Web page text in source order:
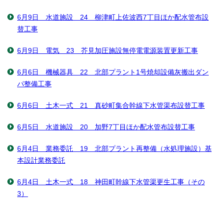
6月9日 水道施設 24 柳津町上佐波西7丁目ほか配水管布設
替工事
6月9日 電気 23 芥見加圧施設無停電電源装置更新工事
6月6日 機械器具 22 北部プラント1号焼却設備灰搬出ダン
パ整備工事
6月6日 土木一式 21 真砂町集合幹線下水管渠布設替工事
6月5日 水道施設 20 加野7丁目ほか配水管布設替工事
6月4日 業務委託 19 北部プラント再整備（水処理施設）基
本設計業務委託
6月4日 土木一式 18 神田町幹線下水管渠更生工事（その
3）